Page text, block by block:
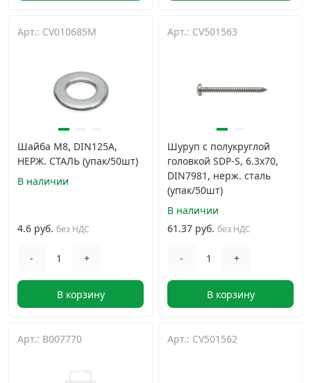
Арт.: CV010685M
Шайба М8, DIN125A,
НЕРЖ. СТАЛЬ (упак/50шт)
В наличии
4.6 руб. без НДС
- +
В корзину
Арт.: CV501563
Шуруп с полукруглой
головкой SDP-S, 6.3х70,
DIN7981, нерж. сталь
(упак/50шт)
В наличии
61.37 руб. без НДС
- +
В корзину
Арт.: B007770 Арт.: CV501562